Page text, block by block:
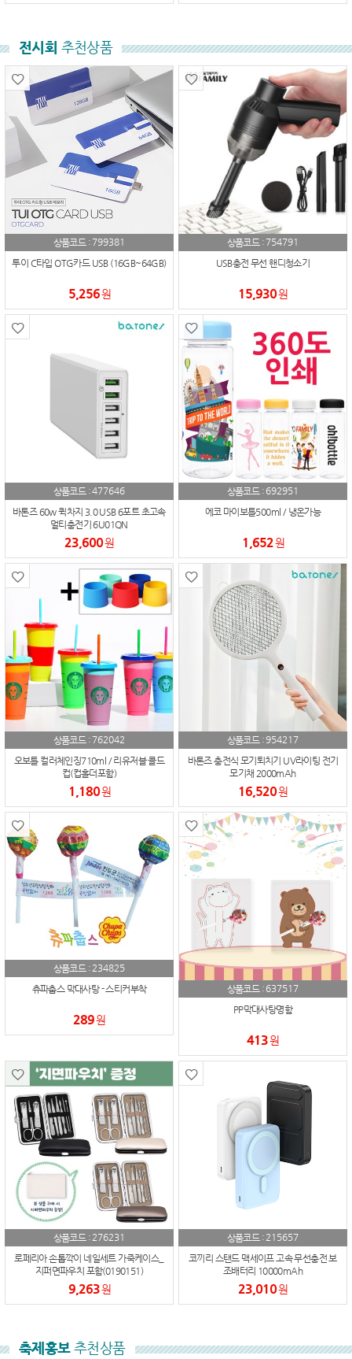
전시회 추천상품
상품코드 : 799381
투이 C타입 OTG카드 USB (16GB~64GB)
5,256원
상품코드 : 754791
USB충전 무선 핸디청소기
15,930원
상품코드 :477646
바톤즈 60w 퀵차지 3.0 USB 6포트 초고속
멀티충전기 6U01QN
23,600원
상품코드 : 692951
에코 마이보틀500ml / 냉온가능
1,652원
상품코드 : 762042
오보틀 컬러체인징710ml / 리유저블 콜드
컵(컵홀더포함)
1,180원
상품코드 :954217
바톤즈 충전식 모기퇴치기 UV라이팅 전기
모기채 2000mAh
16,520원
상품코드 : 234825
츄파춥스 막대사탕 - 스티커부착
289원
상품코드 : 637517
PP막대사탕명함
413원
상품코드 :276231
로페리아 손톱깍이 네일세트 가죽케이스_
지퍼면파우치 포함(0190151)
9,263원
상품코드 :215657
코끼리 스탠드 맥세이프 고속 무선충전 보
조배터리 10000mAh
23,010원
축제홍보추천상품